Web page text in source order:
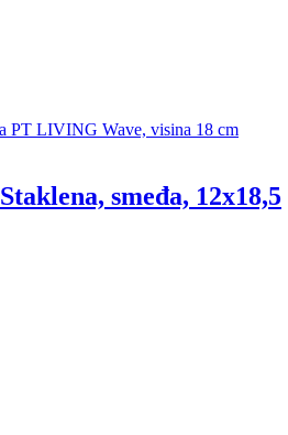
Staklena, smeđa, 12x18,5